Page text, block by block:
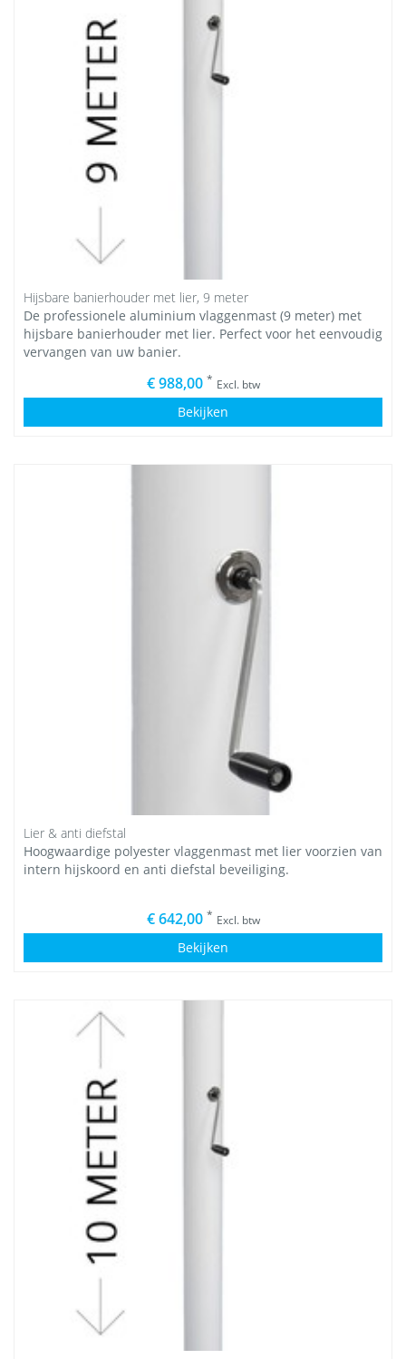
Hijsbare banierhouder met lier, 9 meter
De professionele aluminium vlaggenmast (9 meter) met
hijsbare banierhouder met lier. Perfect voor het eenvoudig
vervangen van uw banier.
€ 988,00 * Excl. btw
Bekijken
Lier & anti diefstal
Hoogwaardige polyester vlaggenmast met lier voorzien van
intern hijskoord en anti diefstal beveiliging.
€ 642,00 * Excl. btw
Bekijken